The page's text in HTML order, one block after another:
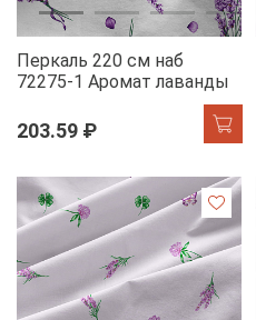
Перкаль 220 см наб
72275-1 Аромат лаванды
203.59 ₽